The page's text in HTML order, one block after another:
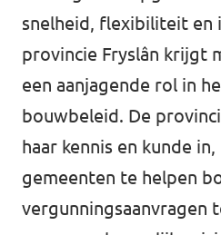
Volt Overijssel
Bekijk alle lokale Volt
Agenda
Word actief!
Vacatures
snelheid, flexibiliteit en
provincie Fryslân krijgt
een aanjagende rol in
bouwbeleid. De
haar kennis en kunde
gemeenten te helpen
vergunningsaanvragen